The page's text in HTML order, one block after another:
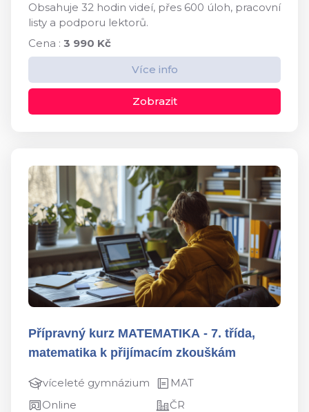
Obsahuje 32 hodin videí, přes 600 úloh, pracovní
listy a podporu lektorů.
Cena : 3 990 Kč
Více info
Zobrazit
Přípravný kurz MATEMATIKA - 7. třída,
matematika k přijímacím zkouškám
víceleté gymnázium
MAT
Online
ČR